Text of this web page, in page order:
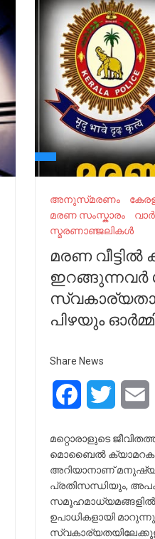
അനുസ്‌മരണം
മരണ സംസ്കാരം
സ്മരണാഞ്ജലികൾ
മരണ
ഇറങ്ങുന്നവർ
പിഴയും
Share News
FacebookTwitter
മറ്റൊരാളുടെ
മൊബൈൽ
അറിയാനാണ്
പ്രതിസന്ധിയും,
സമൂഹമാധ്യമങ്ങളിൽ
ഉപാധികളായി